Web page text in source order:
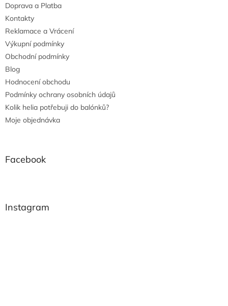
Doprava a Platba
Kontakty
Reklamace a Vrácení
Výkupní podmínky
Obchodní podmínky
Blog
Hodnocení obchodu
Podmínky ochrany osobních údajů
Kolik helia potřebuji do balónků?
Moje objednávka
Facebook
Instagram